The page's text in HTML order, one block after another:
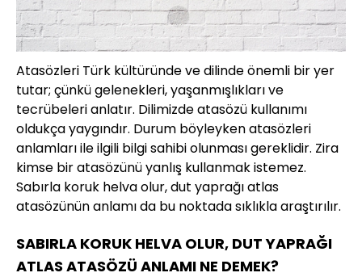
Atasözleri Türk kültüründe ve dilinde önemli bir yer
tutar; çünkü gelenekleri, yaşanmışlıkları ve
tecrübeleri anlatır. Dilimizde atasözü kullanımı
oldukça yaygındır. Durum böyleyken atasözleri
anlamları ile ilgili bilgi sahibi olunması gereklidir. Zira
kimse bir atasözünü yanlış kullanmak istemez.
Sabırla koruk helva olur, dut yaprağı atlas
atasözünün anlamı da bu noktada sıklıkla araştırılır.
SABIRLA KORUK HELVA OLUR, DUT YAPRAĞI
ATLAS ATASÖZÜ ANLAMI NE DEMEK?